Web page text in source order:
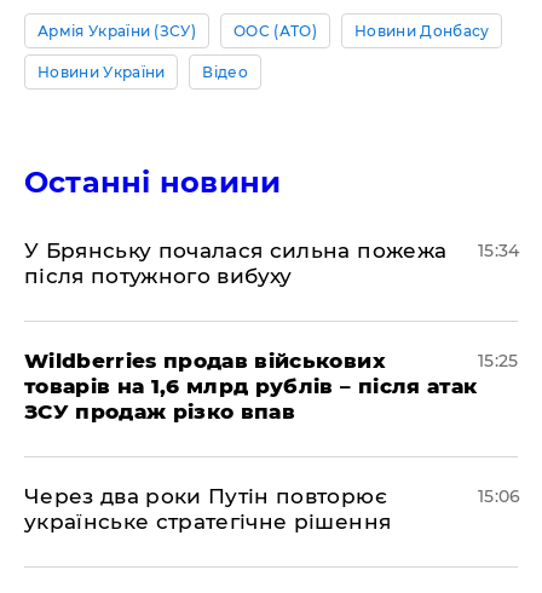
Армія України (ЗСУ) ООС (АТО) Новини Донбасу
Новини України Відео
Останні новини
У Брянську почалася сильна пожежа
після потужного вибуху
15:34
Wildberries продав військових
товарів на 1,6 млрд рублів – після атак
ЗСУ продаж різко впав
15:25
Через два роки Путін повторює
українське стратегічне рішення
15:06